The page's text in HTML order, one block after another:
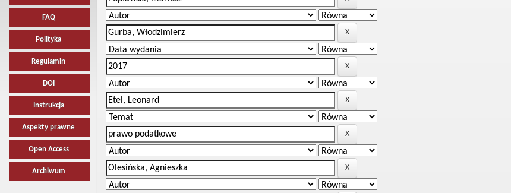
FAQ
Polityka
Regulamin
DOI
Instrukcja
Aspekty prawne
Open Access
Archiwum